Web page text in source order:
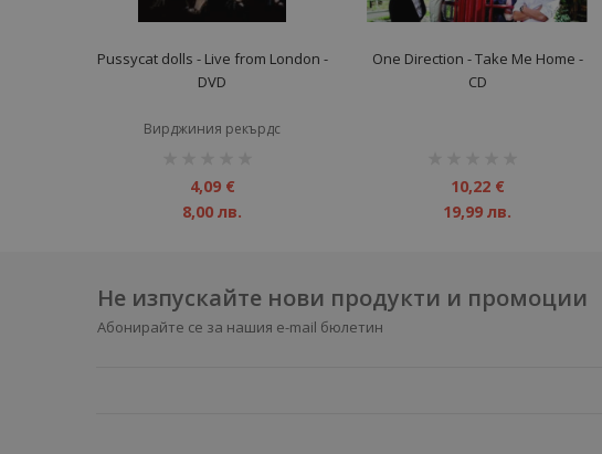
Pussycat dolls - Live from London -
DVD
Вирджиния рекърдс
4,09 €
8,00 лв.
One Direction - Take Me Home -
CD
10,22 €
19,99 лв.
Не изпускайте нови продукти и промоции
Абонирайте се за нашия e-mail бюлетин